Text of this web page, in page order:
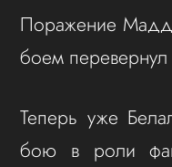
Поражение
боем
Теперь уже
бою в роли